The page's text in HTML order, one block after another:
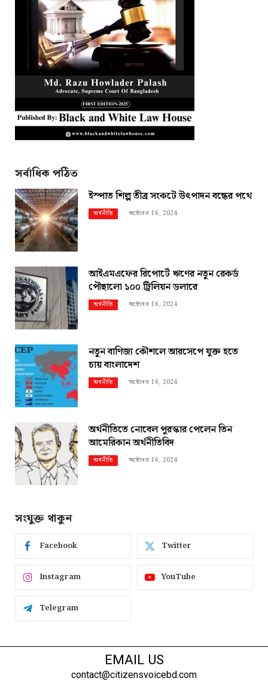
সর্বাধিক পঠিত
ইস্পাত শিল্প তীব্র সংকটে উৎপাদন বন্ধের পথে
অর্থনীতি অক্টোবর 16, 2024
আইএমএফের রিপোর্টে ঋণের নতুন রেকর্ড
পৌছালো ১০০ ট্রিলিয়ন ডলারে
অর্থনীতি অক্টোবর 16, 2024
নতুন বাণিজ্য কৌশলে আরসেপে যুক্ত হতে
চায় বাংলাদেশ
অর্থনীতি অক্টোবর 16, 2024
অর্থনীতিতে নোবেল পুরস্কার পেলেন তিন
আমেরিকান অর্থনীতিবিদ
অর্থনীতি অক্টোবর 16, 2024
সংযুক্ত থাকুন
Facebook Twitter
Instagram YouTube
Telegram
EMAIL US
contact@citizensvoicebd.com